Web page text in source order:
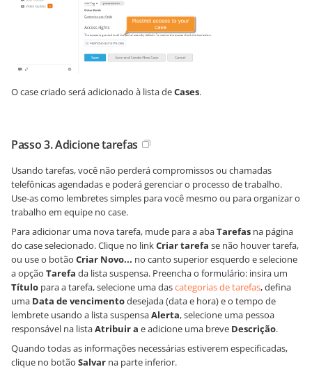
O case criado será adicionado à lista deCases.
Passo 3. Adicione tarefas
Usando tarefas, você não perderá compromissos ou chamadas
telefônicas agendadas e poderá gerenciar o processo de trabalho.
Use-as como lembretes simples para você mesmo ou para organizar o
trabalho em equipe no case.
Para adicionar uma nova tarefa, mude para a abaTarefas na página
do case selecionado. Clique no linkCriar tarefa se não houver tarefa,
ou use o botão Criar Novo... no canto superior esquerdo e selecione
a opção Tarefa da lista suspensa. Preencha o formulário: insira um
Título para a tarefa, selecione uma dascategorias de tarefas, defina
uma Data de vencimentodesejada (data e hora) e o tempo de
lembrete usando a lista suspensaAlerta, selecione uma pessoa
responsável na listaAtribuir a e adicione uma breve Descrição.
Quando todas as informações necessárias estiverem especificadas,
clique no botão Salvar na parte inferior.